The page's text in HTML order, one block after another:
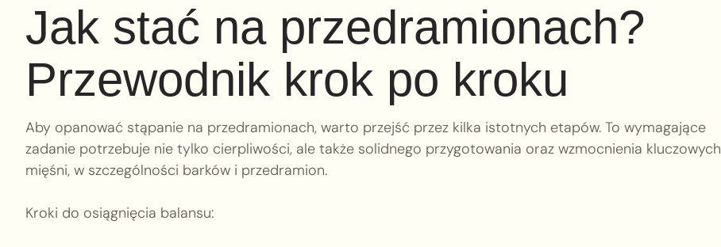
Jak stać na przedramionach?
Przewodnik krok po kroku
Aby opanować stąpanie na przedramionach, warto przejść przez kilka istotnych etapów. To wymagające
zadanie potrzebuje nie tylko cierpliwości, ale także solidnego przygotowania oraz wzmocnienia kluczowych
mięśni, w szczególności barków i przedramion.
Kroki do osiągnięcia balansu: